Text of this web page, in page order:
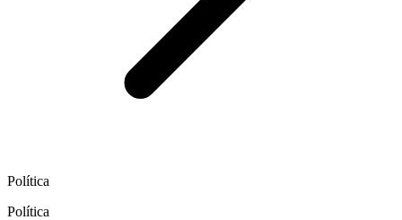
Política
Política